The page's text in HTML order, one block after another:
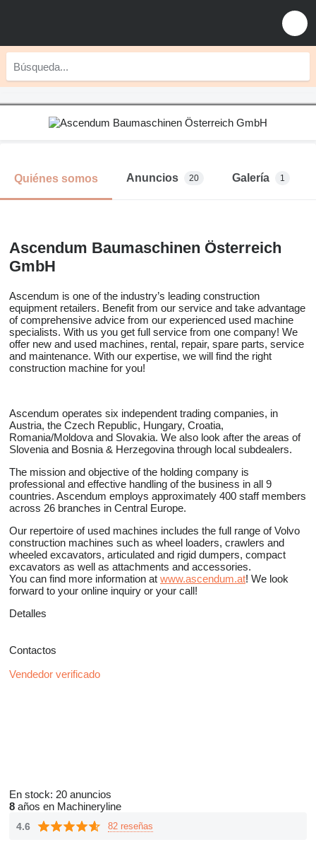
Quiénes somos Anuncios 20 Galería 1
Ascendum Baumaschinen Österreich
GmbH
Ascendum is one of the industry’s leading construction
equipment retailers. Benefit from our service and take advantage
of comprehensive advice from our experienced used machine
specialists. With us you get full service from one company! We
offer new and used machines, rental, repair, spare parts, service
and maintenance. With our expertise, we will find the right
construction machine for you!
Ascendum operates six independent trading companies, in
Austria, the Czech Republic, Hungary, Croatia,
Romania/Moldova and Slovakia. We also look after the areas of
Slovenia and Bosnia & Herzegovina through local subdealers.
The mission and objective of the holding company is
professional and effective handling of the business in all 9
countries. Ascendum employs approximately 400 staff members
across 26 branches in Central Europe.
Our repertoire of used machines includes the full range of Volvo
construction machines such as wheel loaders, crawlers and
wheeled excavators, articulated and rigid dumpers, compact
excavators as well as attachments and accessories.
You can find more information at www.ascendum.at! We look
forward to your online inquiry or your call!
Detalles
Contactos
Vendedor verificado
En stock: 20 anuncios
8 años en Machineryline
4.6 82 reseñas